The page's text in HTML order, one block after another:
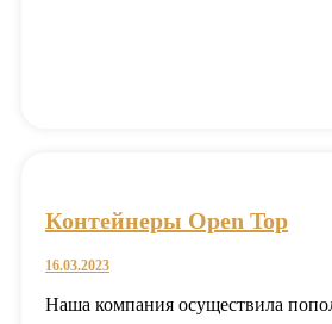
Контейнеры Open Top
16.03.2023
Наша компания осуществила